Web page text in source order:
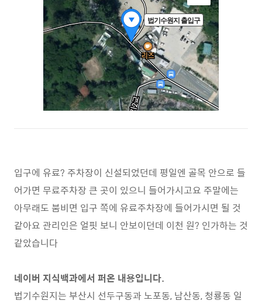
입구에 유료? 주차장이 신설되었던데 평일엔 골목 안으로 들
어가면 무료주차장 큰 곳이 있으니 들어가시고요 주말에는
아무래도 붐비면 입구 쪽에 유료주차장에 들어가시면 될 것
같아요 관리인은 얼핏 보니 안보이던데 이천 원? 인가하는 것
같았습니다
네이버 지식백과에서 퍼온 내용입니다.
법기수원지는 부산시 선두구동과 노포동, 남산동, 청룡동 일